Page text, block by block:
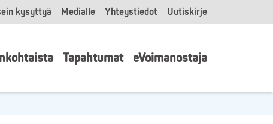
kysyttyä Medialle Yhteystiedot Uutiskirje
Tapahtumat eVoimanostaja